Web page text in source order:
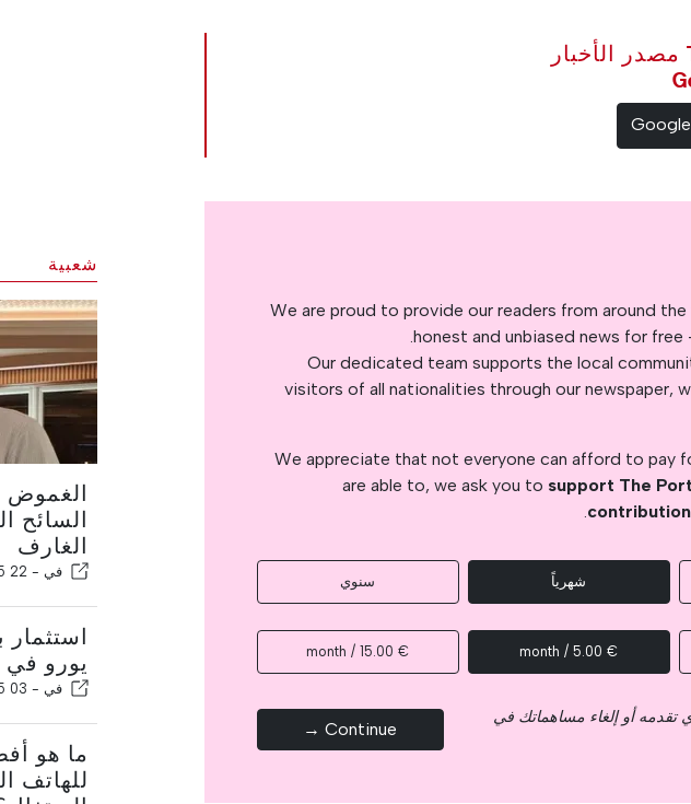
اجعل The Portugal News مصدر الأخبار
We are proud to provide our readers from around
honest and unbiased news for free
Our dedicated team supports the local
visitors of all nationalities through our newspaper,
We appreciate that not everyone can afford to pay
are able to, we ask you to support The
.
شهرياً سنوي
€ 5.00 / month
€ 15.00 / month
تقدمه أو إلغاء مساهماتك في
Continue →
شعبية
السائح
الغارف
في - 22 Aug 2025
يورو في
في - 03 Aug 2025
ما هو
للهاتف